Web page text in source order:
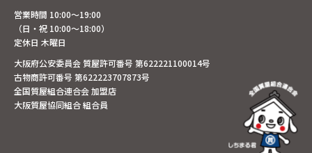
営業時間 10:00～19:00
（日・祝 10:00～18:00）
定休日 木曜日
大阪府公安委員会 質屋許可番号 第622221100014号
古物商許可番号 第622223707873号
全国質屋組合連合会 加盟店
大阪質屋協同組合 組合員